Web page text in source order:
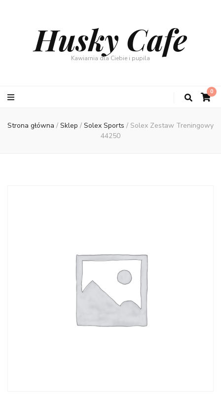
Husky Cafe
Kawiarnia dla Ciebie i pupila
0
Strona główna / Sklep / Solex Sports / Solex Zestaw Treningowy
44250